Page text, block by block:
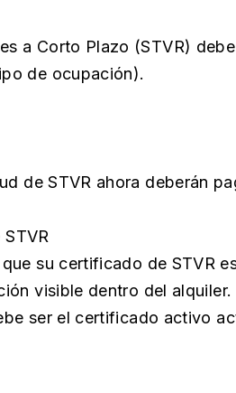
a Corto Plazo (STVR)
de ocupación).
de STVR ahora deberán
su certificado de STVR
visible dentro del alquiler.
ser el certificado activo